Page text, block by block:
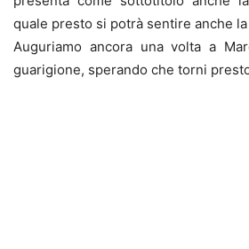
quale presto si potrà sentire anche
Auguriamo ancora una volta a
guarigione, sperando che torni